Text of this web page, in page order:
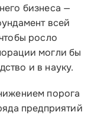
бизнеса —
всей
росло
могли бы
и в науку.
порога
предприятий